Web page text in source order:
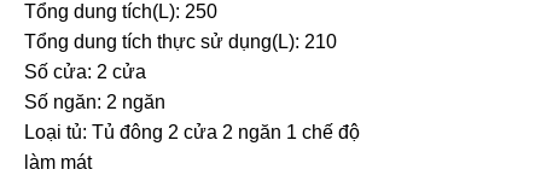
Tổng dung tích(L): 250
Tổng dung tích thực sử dụng(L): 210
Số cửa: 2 cửa
Số ngăn: 2 ngăn
Loại tủ: Tủ đông 2 cửa 2 ngăn 1 chế độ
làm mát